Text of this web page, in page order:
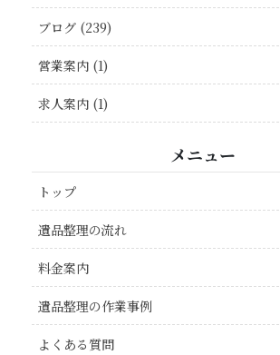
ブログ (239)
営業案内 (1)
求人案内 (1)
メニュー
トップ
遺品整理の流れ
料金案内
遺品整理の作業事例
よくある質問